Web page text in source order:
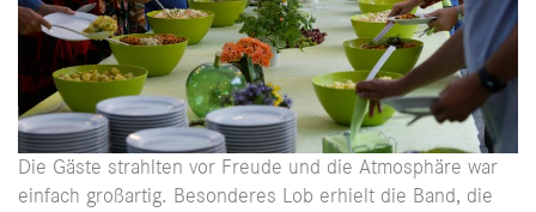
Die Gäste strahlten vor Freude und die Atmosphäre war
einfach großartig. Besonderes Lob erhielt die Band, die